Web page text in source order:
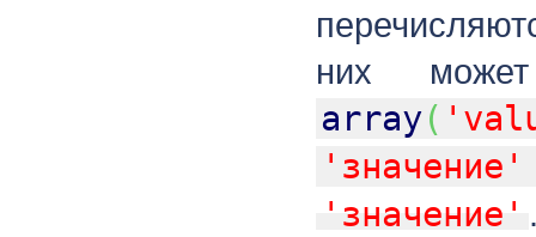
них
array(
'значение'
'значение'